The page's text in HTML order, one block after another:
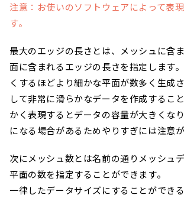
注意：お使いのソフトウェアによって表
す。
最大のエッジの長さとは、メッシュに含
面に含まれるエッジの長さを指定します
くするほどより細かな平面が数多く生成
して非常に滑らかなデータを作成するこ
かく表現するとデータの容量が大きくな
になる場合があるためやりすぎには注意が
次にメッシュ数とは名前の通りメッシュ
平面の数を指定することができます。
一律したデータサイズにすることができ